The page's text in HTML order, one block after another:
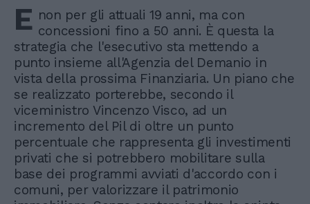
E non per gli attuali 19 anni, ma con
concessioni fino a 50 anni. È questa la
strategia che l'esecutivo sta mettendo a
punto insieme all'Agenzia del Demanio in
vista della prossima Finanziaria. Un piano che
se realizzato porterebbe, secondo il
viceministro Vincenzo Visco, ad un
incremento del Pil di oltre un punto
percentuale che rappresenta gli investimenti
privati che si potrebbero mobilitare sulla
base dei programmi avviati d'accordo con i
comuni, per valorizzare il patrimonio